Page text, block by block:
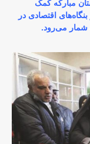
مبارکه کمک
اقتصادی در
شمار می‌رود.